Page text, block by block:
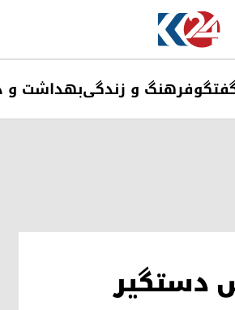
فرهنگ و زندگیبهداشت و
۳ عضو داعش دستگیر